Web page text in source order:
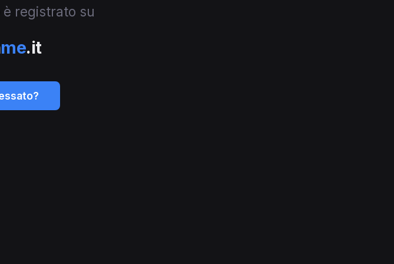
è registrato su
me.it